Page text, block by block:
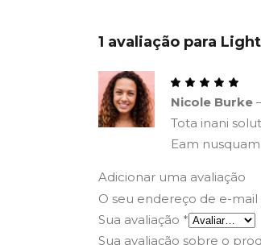
1 avaliação para
Nicole Burke
Tota inani
Eam
Adicionar uma avaliação
O seu endereço de e-
Sua avaliação *
Sua avaliação sobre o